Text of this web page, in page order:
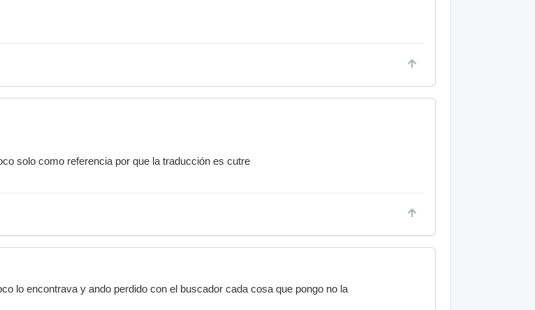
solo como referencia por que la traducción es cutre
lo encontrava y ando perdido con el buscador cada cosa que pongo no la